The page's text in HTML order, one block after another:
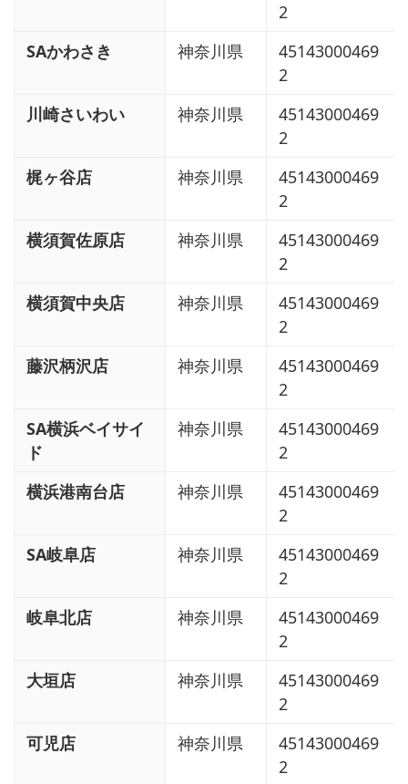
2
SAかわさき
神奈川県
45143000469
2
川崎さいわい
神奈川県
45143000469
2
梶ヶ谷店
神奈川県
45143000469
2
横須賀佐原店
神奈川県
45143000469
2
横須賀中央店
神奈川県
45143000469
2
藤沢柄沢店
神奈川県
45143000469
2
SA横浜ベイサイ
ド
神奈川県
45143000469
2
横浜港南台店
神奈川県
45143000469
2
SA岐阜店
神奈川県
45143000469
2
岐阜北店
神奈川県
45143000469
2
大垣店
神奈川県
45143000469
2
可児店
神奈川県
45143000469
2